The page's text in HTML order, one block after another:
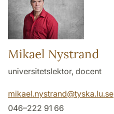
Mikael Nystrand
universitetslektor, docent
mikael.nystrand@tyska.lu.se
046–222 91 66